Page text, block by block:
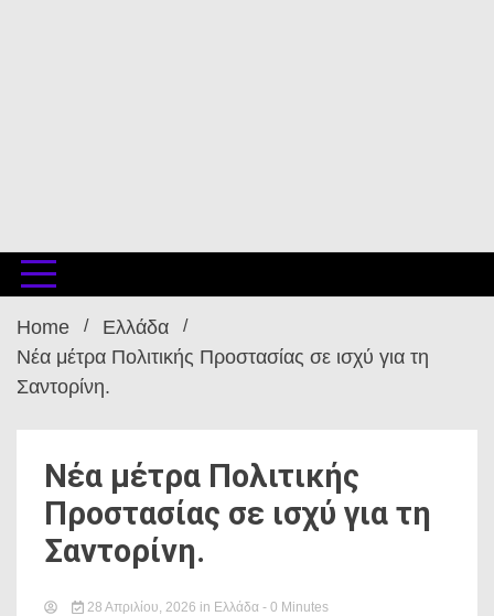
Home
Ελλάδα
Νέα μέτρα Πολιτικής Προστασίας σε ισχύ για τη
Σαντορίνη.
Νέα μέτρα Πολιτικής
Προστασίας σε ισχύ για τη
Σαντορίνη.
28 Απριλίου, 2026 in Ελλάδα - 0 Minutes